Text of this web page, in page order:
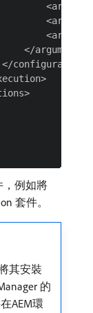
</arguments>
configuration>
，例如將
套件。
其安裝
的
AEM環